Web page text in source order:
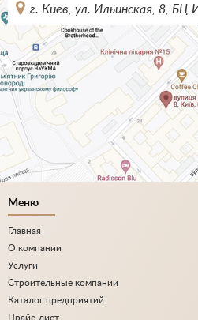
г. Киев, ул. Ильинская, 8, БЦ
Меню
Главная
О компании
Услуги
Строительные компании
Каталог предприятий
Прайс-лист